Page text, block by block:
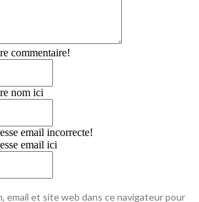
commentaire!
nom ici
email incorrecte!
email ici
email et site web dans ce navigateur pour